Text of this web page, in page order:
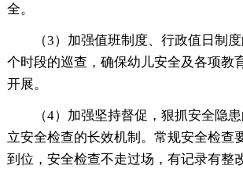
全。
（3）加强值班制度、行政值日制
个时段的巡查，确保幼儿安全及各项教
开展。
（4）加强坚持督促，狠抓安全隐
立安全检查的长效机制。常规安全检查
到位，安全检查不走过场，有记录有整